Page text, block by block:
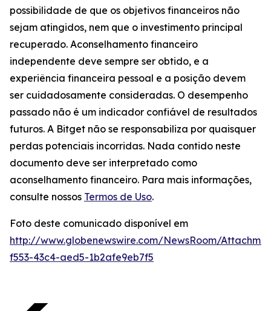
possibilidade de que os objetivos financeiros não
sejam atingidos, nem que o investimento principal
recuperado. Aconselhamento financeiro
independente deve sempre ser obtido, e a
experiência financeira pessoal e a posição devem
ser cuidadosamente consideradas. O desempenho
passado não é um indicador confiável de resultados
futuros. A Bitget não se responsabiliza por quaisquer
perdas potenciais incorridas. Nada contido neste
documento deve ser interpretado como
aconselhamento financeiro. Para mais informações,
consulte nossos Termos de Uso.
Foto deste comunicado disponível em
http://www.globenewswire.com/NewsRoom/
f553-43c4-aed5-1b2afe9eb7f5